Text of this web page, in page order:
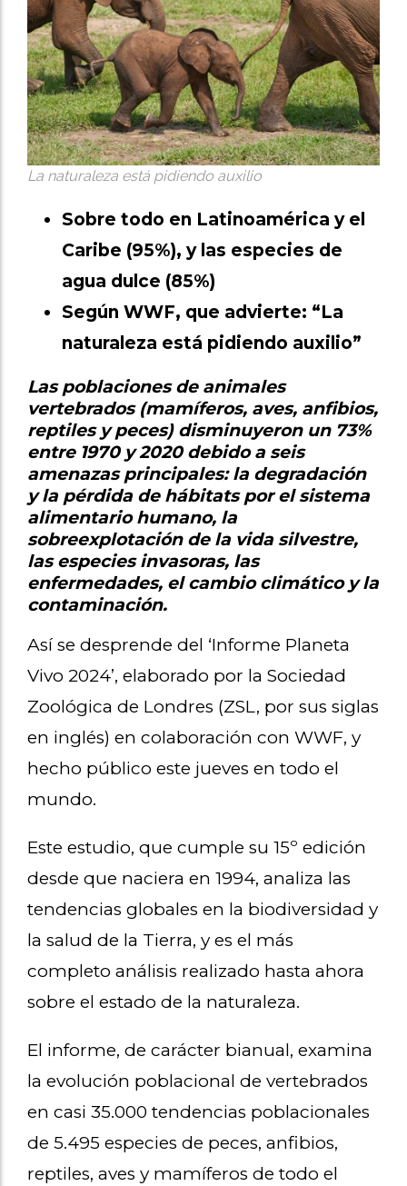
La naturaleza está pidiendo auxilio
Sobre todo en Latinoamérica y el
Caribe (95%), y las especies de
agua dulce (85%)
Según WWF, que advierte: “La
naturaleza está pidiendo auxilio”
Las poblaciones de animales
vertebrados (mamíferos, aves, anfibios,
reptiles y peces) disminuyeron un 73%
entre 1970 y 2020 debido a seis
amenazas principales: la degradación
y la pérdida de hábitats por el sistema
alimentario humano, la
sobreexplotación de la vida silvestre,
las especies invasoras, las
enfermedades, el cambio climático y la
contaminación.
Así se desprende del ‘Informe Planeta
Vivo 2024’, elaborado por la Sociedad
Zoológica de Londres (ZSL, por sus siglas
en inglés) en colaboración con WWF, y
hecho público este jueves en todo el
mundo.
Este estudio, que cumple su 15º edición
desde que naciera en 1994, analiza las
tendencias globales en la biodiversidad y
la salud de la Tierra, y es el más
completo análisis realizado hasta ahora
sobre el estado de la naturaleza.
El informe, de carácter bianual, examina
la evolución poblacional de vertebrados
en casi 35.000 tendencias poblacionales
de 5.495 especies de peces, anfibios,
reptiles, aves y mamíferos de todo el